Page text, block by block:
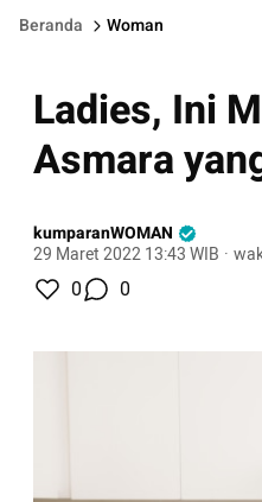
Beranda Woman
Ladies, Ini
Asmara
kumparanWOMAN
29 Maret 2022 13:43 WIB ·
0 0